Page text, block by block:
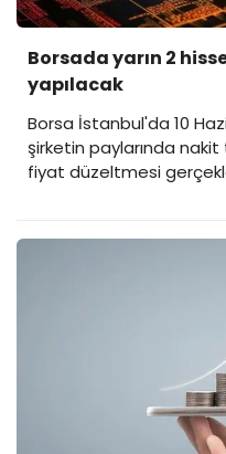
Borsada yarın 2
yapılacak
Borsa İstanbul'da 10
şirketin paylarında
fiyat düzeltmesi